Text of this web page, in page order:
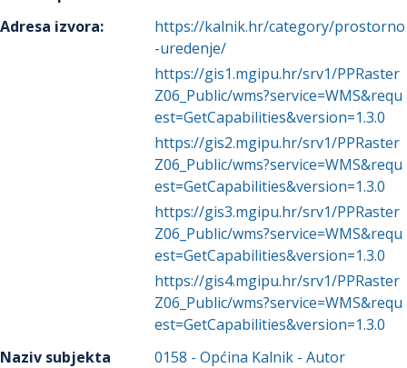
Adresa izvora:
https://kalnik.hr/category/prostorno
-uredenje/
https://gis1.mgipu.hr/srv1/PPRaster
Z06_Public/wms?service=WMS&requ
est=GetCapabilities&version=1.3.0
https://gis2.mgipu.hr/srv1/PPRaster
Z06_Public/wms?service=WMS&requ
est=GetCapabilities&version=1.3.0
https://gis3.mgipu.hr/srv1/PPRaster
Z06_Public/wms?service=WMS&requ
est=GetCapabilities&version=1.3.0
https://gis4.mgipu.hr/srv1/PPRaster
Z06_Public/wms?service=WMS&requ
est=GetCapabilities&version=1.3.0
Naziv subjekta
0158 -Općina Kalnik - Autor